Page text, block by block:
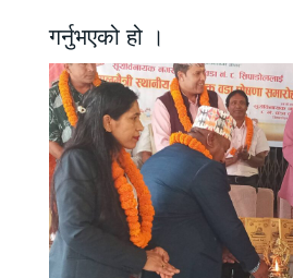
गर्नुभएको हो ।